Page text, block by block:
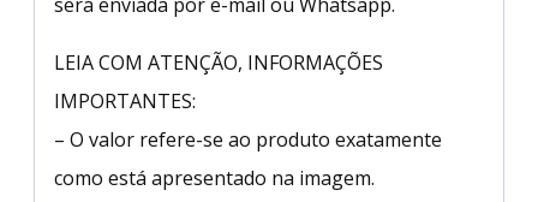
LEIA COM ATENÇÃO, INFORMAÇÕES
IMPORTANTES:
– O valor refere-se ao produto exatamente
como está apresentado na imagem.